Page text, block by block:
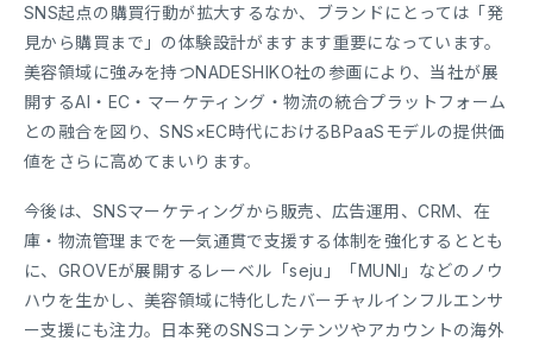
SNS起点の購買行動が拡大するなか、ブランドにとっては「発
見から購買まで」の体験設計がますます重要になっています。
美容領域に強みを持つNADESHIKO社の参画により、当社が展
開するAI・EC・マーケティング・物流の統合プラットフォーム
との融合を図り、SNS×EC時代におけるBPaaSモデルの提供価
値をさらに高めてまいります。
今後は、SNSマーケティングから販売、広告運用、CRM、在
庫・物流管理までを一気通貫で支援する体制を強化するととも
に、GROVEが展開するレーベル「seju」「MUNI」などのノウ
ハウを生かし、美容領域に特化したバーチャルインフルエンサ
ー支援にも注力。日本発のSNSコンテンツやアカウントの海外